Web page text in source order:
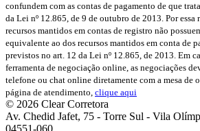
confundem com as contas de pagamento de que
da Lei nº 12.865, de 9 de outubro de 2013. Por essa
recursos mantidos em contas de registro não
equivalente ao dos recursos mantidos em conta de
previstos no art. 12 da Lei nº 12.865, de 2013. Em
ferramenta de negociação online, as negociações
telefone ou chat online diretamente com a mesa de
página de atendimento, clique aqui
© 2026 Clear Corretora
Av. Chedid Jafet, 75 - Torre Sul - Vila